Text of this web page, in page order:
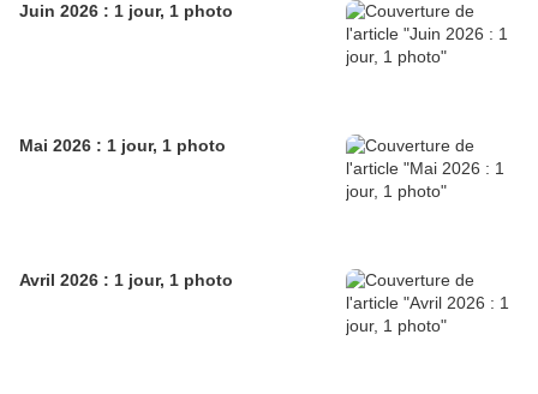
Juin 2026 : 1 jour, 1 photo
Mai 2026 : 1 jour, 1 photo
Avril 2026 : 1 jour, 1 photo